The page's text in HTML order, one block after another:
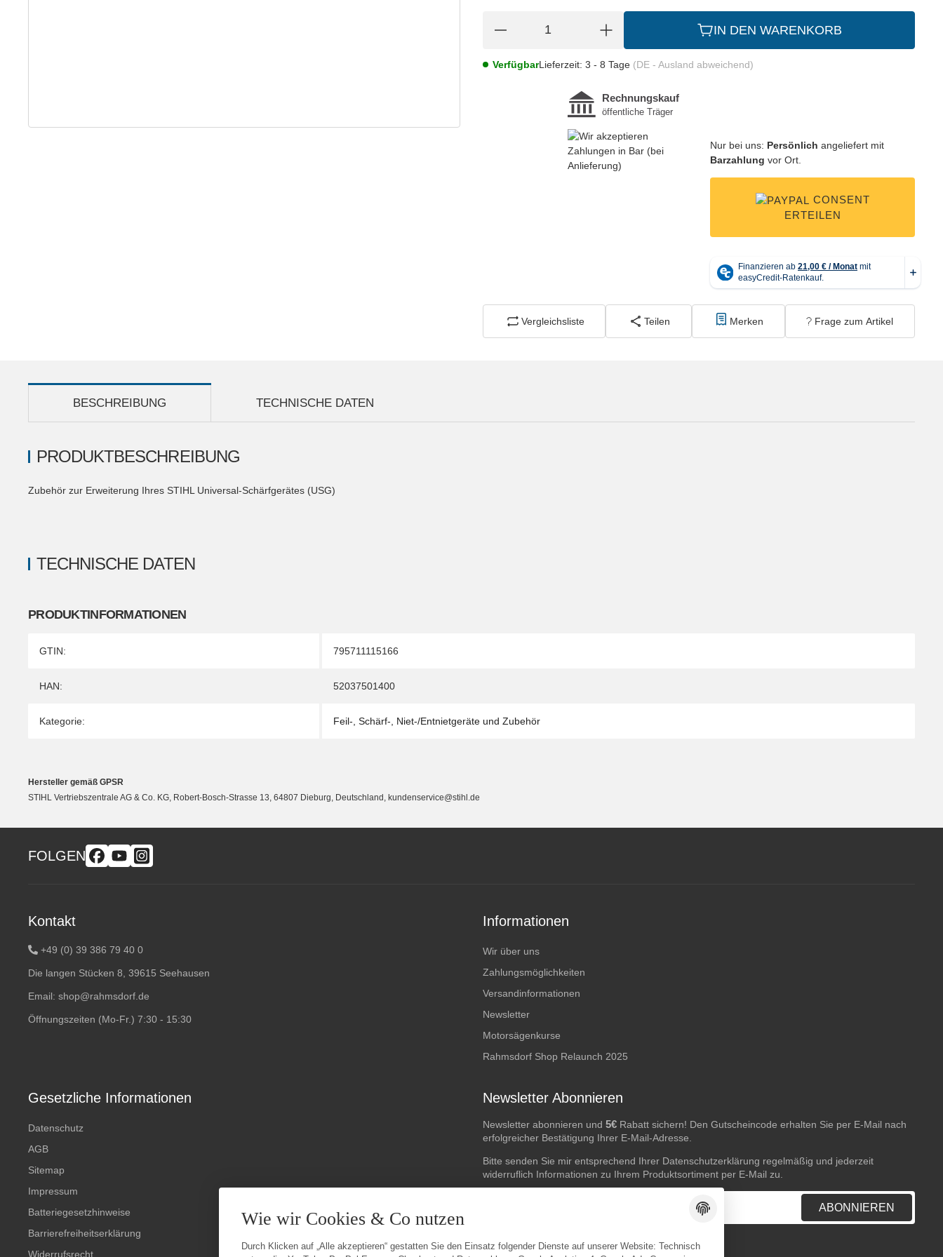
IN DEN WARENKORB
VerfügbarLieferzeit: 3 - 8 Tage (DE - Ausland abweichend)
Nur bei uns: Persönlich angeliefert mit
Barzahlung vor Ort.
CONSENT
ERTEILEN
Vergleichsliste Teilen Merken Frage zum Artikel
TECHNISCHE DATEN
BESCHREIBUNG
TECHNISCHE DATEN
PRODUKTINFORMATIONEN
Produkteigenschaft
Wert
GTIN: 795711115166
HAN: 52037501400
Kategorie: Feil-, Schärf-, Niet-/Entnietgeräte und Zubehör
PRODUKTBESCHREIBUNG
Zubehör zur Erweiterung Ihres STIHL Universal-Schärfgerätes (USG)
Hersteller gemäß GPSR
STIHL Vertriebszentrale AG & Co. KG, Robert-Bosch-Strasse 13, 64807 Dieburg, Deutschland, kundenservice@stihl.de
FOLGEN
Kontakt
+49 (0) 39 386 79 40 0
Die langen Stücken 8, 39615 Seehausen
Email: shop@rahmsdorf.de
Öffnungszeiten (Mo-Fr.) 7:30 - 15:30
Informationen
Wir über uns
Zahlungsmöglichkeiten
Versandinformationen
Newsletter
Motorsägenkurse
Rahmsdorf Shop Relaunch 2025
Gesetzliche Informationen
Datenschutz
AGB
Sitemap
Impressum
Batteriegesetzhinweise
Barrierefreiheitserklärung
Widerrufsrecht
Newsletter Abonnieren
Newsletter abonnieren und 5€ Rabatt sichern! Den Gutscheincode erhalten Sie per E-Mail nach
erfolgreicher Bestätigung Ihrer E-Mail-Adresse.
Bitte senden Sie mir entsprechend Ihrer Datenschutzerklärung regelmäßig und jederzeit
widerruflich Informationen zu Ihrem Produktsortiment per E-Mail zu.
ABONNIEREN
Wie wir Cookies & Co nutzen
Durch Klicken auf „Alle akzeptieren“ gestatten Sie den Einsatz folgender Dienste auf unserer Website: Technisch